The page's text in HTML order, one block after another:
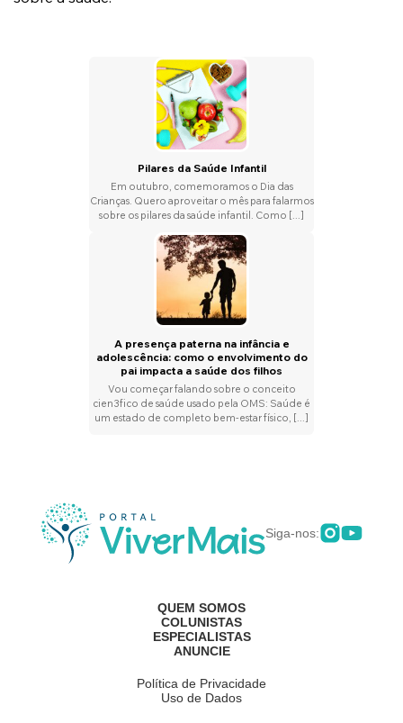
Pilares da Saúde Infantil
Em outubro, comemoramos o Dia das
Crianças. Quero aproveitar o mês para falarmos
sobre os pilares da saúde infantil. Como [...]
A presença paterna na infância e
adolescência: como o envolvimento do
pai impacta a saúde dos filhos
Vou começar falando sobre o conceito
cien3fico de saúde usado pela OMS: Saúde é
um estado de completo bem-estar físico, [...]
Siga-nos:
QUEM SOMOS
COLUNISTAS
ESPECIALISTAS
ANUNCIE
Política de Privacidade
Uso de Dados